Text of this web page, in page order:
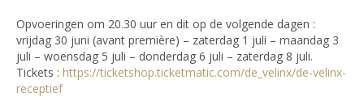
Opvoeringen om 20.30 uur en dit op de volgende dagen :
vrijdag 30 juni (avant première) – zaterdag 1 juli – maandag 3
juli – woensdag 5 juli – donderdag 6 juli – zaterdag 8 juli.
Tickets : https://ticketshop.ticketmatic.com/de_velinx/de-velinx-
receptief